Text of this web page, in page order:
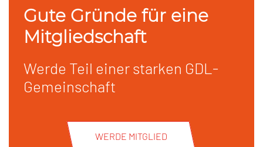
Gute Gründe für eine
Mitgliedschaft
Werde Teil einer starken GDL-
Gemeinschaft
WERDE MITGLIED